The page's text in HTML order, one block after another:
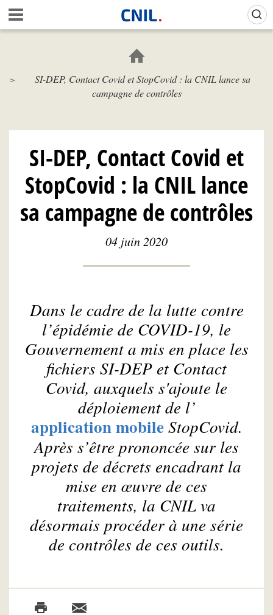
Aller
au
contenu
c
i
l
N
L
SI-DEP, Contact Covid et StopCovid : la CNIL lance sa
campagne de contrôles
SI-DEP, Contact Covid et
StopCovid : la CNIL lance
sa campagne de contrôles
04 juin 2020
Dans le cadre de la lutte contre
l’épidémie de COVID-19, le
Gouvernement a mis en place les
fichiers SI-DEP et Contact
Covid, auxquels s'ajoute le
déploiement de l’
application mobileStopCovid.
Après s’être prononcée sur les
projets de décrets encadrant la
mise en œuvre de ces
traitements, la CNIL va
désormais procéder à une série
de contrôles de ces outils.
Gestion de vos préférences sur les cookies (témoins de connexion)